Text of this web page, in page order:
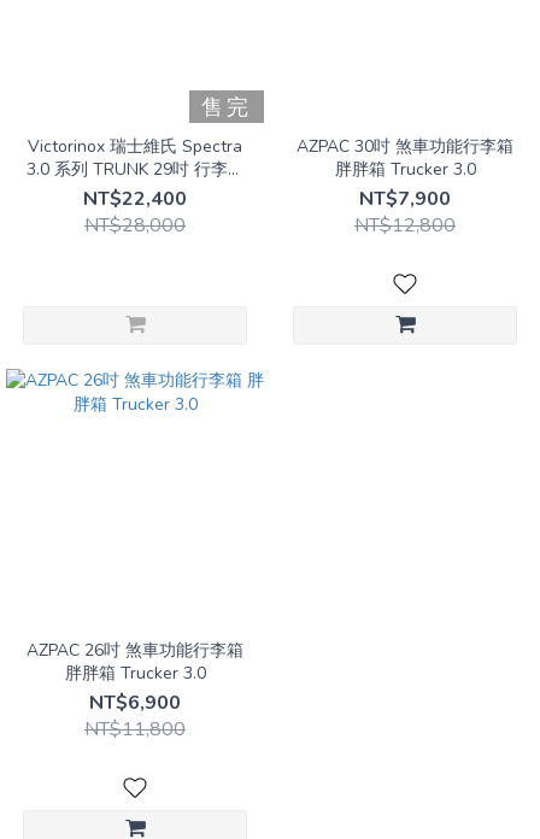
售完
Victorinox 瑞士維氏 Spectra
3.0 系列 TRUNK 29吋 行李箱
611763/611764
NT$22,400
NT$28,000
AZPAC 30吋 煞車功能行李箱
胖胖箱 Trucker 3.0
NT$7,900
NT$12,800
AZPAC 26吋 煞車功能行李箱
胖胖箱 Trucker 3.0
NT$6,900
NT$11,800